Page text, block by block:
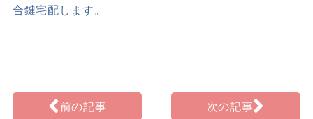
合鍵宅配します。
前の記事 次の記事